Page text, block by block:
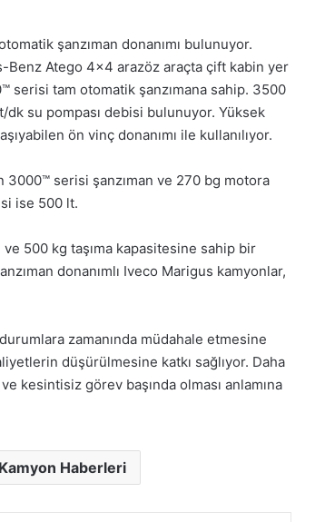
şanzıman donanımı bulunuyor.
Benz Atego 4×4 arazöz araçta çift kabin yer
serisi tam otomatik şanzımana sahip. 3500
dk su pompası debisi bulunuyor. Yüksek
ön vinç donanımı ile kullanılıyor.
serisi şanzıman ve 270 bg motora
ise 500 lt.
500 kg taşıma kapasitesine sahip bir
donanımlı Iveco Marigus kamyonlar,
zamanında müdahale etmesine
düşürülmesine katkı sağlıyor. Daha
kesintisiz görev başında olması anlamına
Haberleri